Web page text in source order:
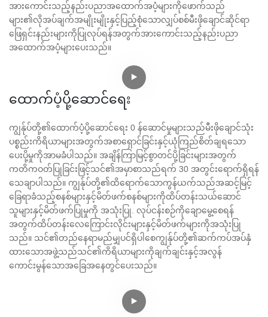
အားကောင်းသည့်နည်းပညာအထောက်အပံ့များကိုဖောက်သည်
များ၏လိုအပ်ချက်အမျိုးမျိုးနှင့်ပြည့်စုံသောလျှပ်စစ်မီးဖိုချောင်ဆိုင်ရာ
ဖြေရှင်းနည်းများကိုပြုလုပ်ရန်အတွက်အားကောင်းသည့်နည်းပညာ
အထောက်အပံ့များပေးသည်။
ထောက်ပံ့ပို့ဆောင်ရေး
ကျွန်ုပ်တို့၏ထောက်ပံ့ပို့ဆောင်ရေး 0 န်ဆောင်မှုများသည်မီးဖိုချောင်သုံး
ပစ္စည်းကိရိယာများအတွက်အစာရှောင်ခြင်းနှင့်ယုံကြည်စိတ်ချရသော
ပေးပို့မှုကိုအာမခံပါသည်။ အချိန်ကြာမြင့်စွာတင်ပို့ခြင်းများအတွက်
ကတိကဝတ်ပြုခြင်းဖြင့်သင်၏အမှာစာသည်ရက် 30 အတွင်းရောက်ရှိရန်
သေချာပါသည်။ ကျွန်ုပ်တို့၏ထိရောက်သောကွန်ယက်သည်အဆင့်မြင့်
ခြေရာခံသည့်စနစ်များနှင့်မိတ်ဖက်စနစ်များကိုထိပ်တန်းသယ်ဆောင်
သူများနှင့်မိတ်ဖက်ပြုမှုကို အသုံးပြု. လုပ်ငန်းစဉ်ကိုချောမွေ့စေရန်
အတွက်ထိပ်တန်းလေကြောင်းလိုင်းများနှင့်မိတ်ဖက်များကိုအသုံးပြု
သည်။ သင်၏တည်နေရာမည်မျှပင်ရှိပါစေကျွန်ုပ်တို့၏ဆက်ကပ်အပ်နှံ
ထားသောအဖွဲ့သည်သင်၏ကိရိယာများကိုချက်ချင်းနှင့်အလွန်
ကောင်းမွန်သောအခြေအနေတွင်ပေးသည်။